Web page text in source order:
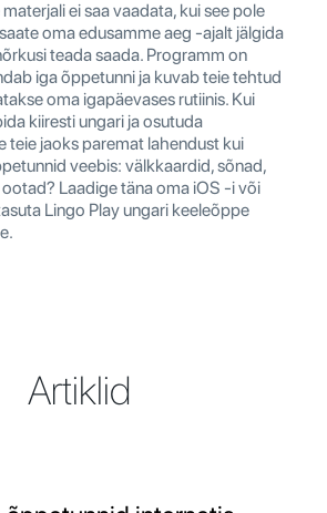
ei saa vaadata, kui see pole
oma edusamme aeg -ajalt jälgida
teada saada. Programm on
iga õppetunni ja kuvab teie tehtud
oma igapäevases rutiinis. Kui
kiiresti ungari ja osutuda
teie jaoks paremat lahendust kui
veebis: välkkaardid, sõnad,
ootad? Laadige täna oma iOS -i või
Lingo Play ungari keeleõppe
Artiklid